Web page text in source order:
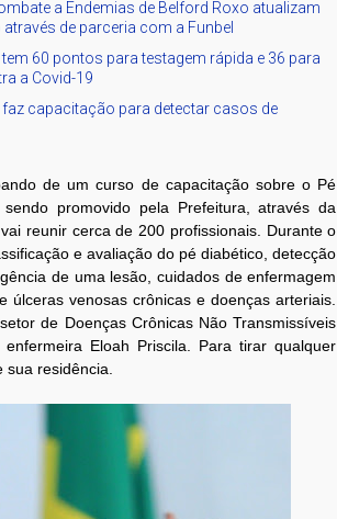
a Endemias de Belford Roxo atualizam
de parceria com a Funbel
60 pontos para testagem rápida e 36 para
a Covid-19
capacitação para detectar casos de
de um curso de capacitação sobre o Pé
promovido pela Prefeitura, através da
reunir cerca de 200 profissionais. Durante o
e avaliação do pé diabético, detecção
de uma lesão, cuidados de enfermagem
venosas crônicas e doenças arteriais.
de Doenças Crônicas Não Transmissíveis
Eloah Priscila. Para tirar qualquer
residência.